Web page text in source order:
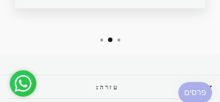
עזרה: